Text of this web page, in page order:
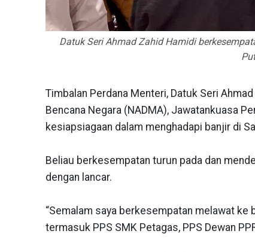
Datuk Seri Ahmad Zahid Hamidi
Timbalan Perdana Menteri, Datuk Seri
Bencana Negara (NADMA), Jawatankuasa
kesiapsiagaan dalam menghadapi banjir di
Beliau berkesempatan turun pada dan
dengan lancar.
“Semalam saya berkesempatan melawat ke
termasuk PPS SMK Petagas, PPS Dewan